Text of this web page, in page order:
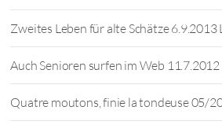
Zweites Leben für alte Schätze
Auch Senioren surfen im Web
Quatre moutons, finie la tondeuse 05/